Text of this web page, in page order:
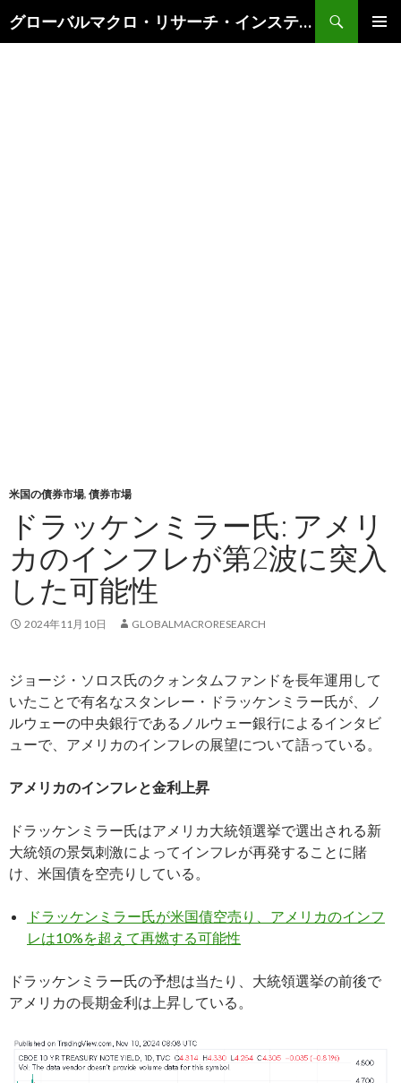
グローバルマクロ・リサーチ・インスティテュート
索
米国の債券市場, 債券市場
ドラッケンミラー氏: アメリ
カのインフレが第2波に突入
した可能性
2024年11月10日 GLOBALMACRORESEARCH
ジョージ・ソロス氏のクォンタムファンドを長年運用して
いたことで有名なスタンレー・ドラッケンミラー氏が、ノ
ルウェーの中央銀行であるノルウェー銀行によるインタビ
ューで、アメリカのインフレの展望について語っている。
アメリカのインフレと金利上昇
ドラッケンミラー氏はアメリカ大統領選挙で選出される新
大統領の景気刺激によってインフレが再発することに賭
け、米国債を空売りしている。
ドラッケンミラー氏が米国債空売り、アメリカのインフ
レは10%を超えて再燃する可能性
ドラッケンミラー氏の予想は当たり、大統領選挙の前後で
アメリカの長期金利は上昇している。